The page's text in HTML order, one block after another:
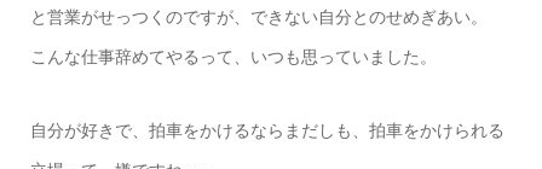
と営業がせっつくのですが、できない自分とのせめぎあい。
こんな仕事辞めてやるって、いつも思っていました。
自分が好きで、拍車をかけるならまだしも、拍車をかけられる